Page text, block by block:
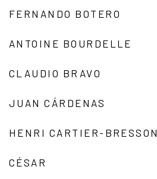
FERNANDO BOTERO
ANTOINE BOURDELLE
CLAUDIO BRAVO
JUAN CÁRDENAS
HENRI CARTIER-BRESSON
CÉSAR